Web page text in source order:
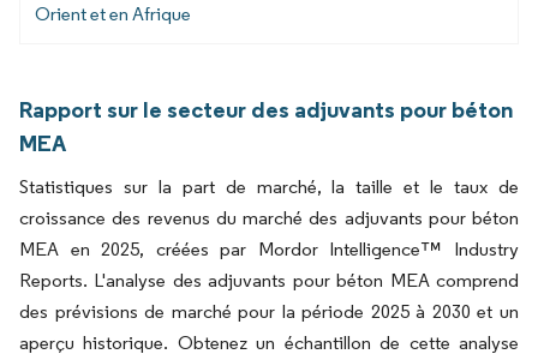
Orient et en Afrique
Rapport sur le secteur des adjuvants pour béton
MEA
Statistiques sur la part de marché, la taille et le taux de
croissance des revenus du marché des adjuvants pour béton
MEA en 2025, créées par Mordor Intelligence™ Industry
Reports. L'analyse des adjuvants pour béton MEA comprend
des prévisions de marché pour la période 2025 à 2030 et un
aperçu historique. Obtenez un échantillon de cette analyse